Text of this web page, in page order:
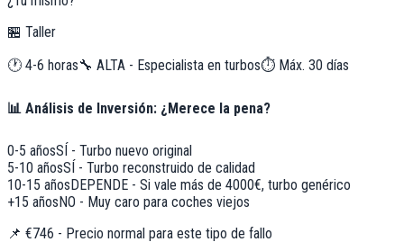
🏪 Taller
🕐 4-6 horas🔧 ALTA - Especialista en turbos⏱️ Máx. 30 días
📊 Análisis de Inversión: ¿Merece la pena?
0-5 añosSÍ - Turbo nuevo original
5-10 añosSÍ - Turbo reconstruido de calidad
10-15 añosDEPENDE - Si vale más de 4000€, turbo genérico
+15 añosNO - Muy caro para coches viejos
📌 €746 - Precio normal para este tipo de fallo